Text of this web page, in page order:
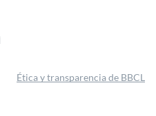
Ética y transparencia de BBCL